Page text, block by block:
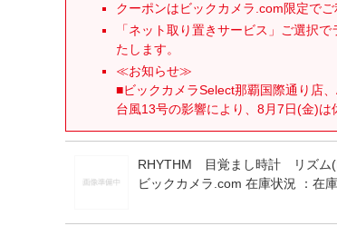
クーポンはビックカメラ.com限定で
「ネット取り置きサービス」ご選択
たします。
≪お知らせ≫
■ビックカメラSelect那覇国際通り店
台風13号の影響により、8月7日(金)は
RHYTHM 目覚まし時計 リズム
ビックカメラ.com 在庫状況 ： 在